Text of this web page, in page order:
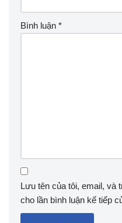
Bình luận *
Lưu tên của tôi, email, và
cho lần bình luận kế tiếp